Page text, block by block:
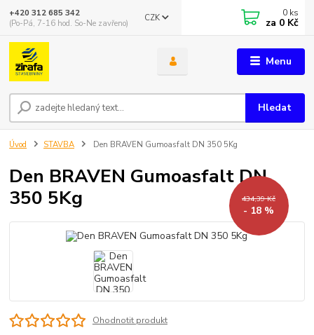
Menu
CZK
Hledat
+420 312 685 342
(Po-Pá, 7-16 hod. So-Ne zavřeno)
0 ks
za 0 Kč
Úvod STAVBA Den BRAVEN Gumoasfalt DN 350 5Kg
Den BRAVEN Gumoasfalt DN
350 5Kg
434,39 Kč
- 18 %
Ohodnotit produkt